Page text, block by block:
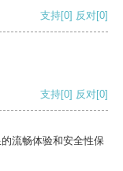
支持[0] 反对[0]
支持[0] 反对[0]
流畅体验和安全性保